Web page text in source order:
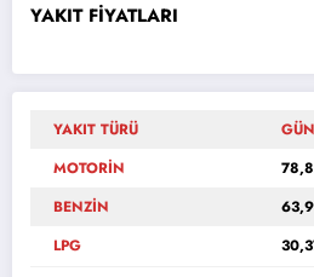
YAKIT FİYATLARI
YAKIT TÜRÜ
MOTORİN
BENZİN
LPG